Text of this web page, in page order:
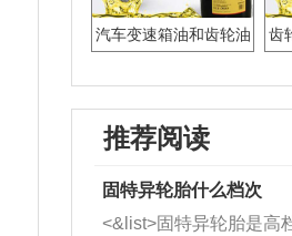
汽车变速箱油和齿轮油
齿
推荐阅读
固特异轮胎什么档次
<&list>固特异轮胎是高